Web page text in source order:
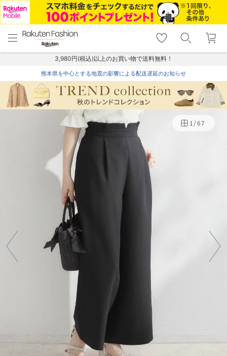
menu home
トップ
shopping_cart lock_outline
ログイン
3,980円(税込)以上のお買い物で送料無料！
熊本県を中心とする地震の影響による配送遅延のお知らせ
1/67